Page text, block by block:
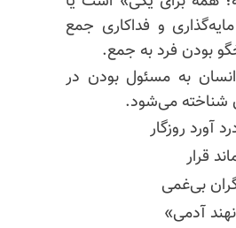
مایه‌گذاری و فداکاری جمع
بودن فرد به جمع.
به مسئول بودن در
شناخته می‌شود.
آورد روزگار
قرار
بی‌غمی
آدمی»